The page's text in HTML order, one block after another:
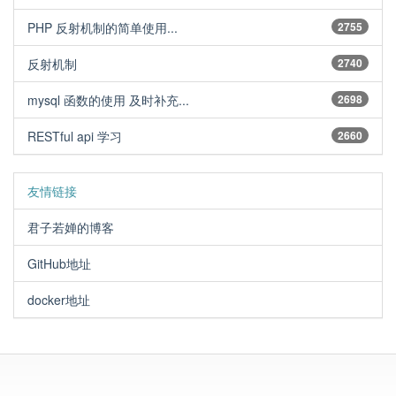
2755
PHP 反射机制的简单使用...
2740
反射机制
2698
mysql 函数的使用 及时补充...
2660
RESTful api 学习
友情链接
君子若婵的博客
GitHub地址
docker地址